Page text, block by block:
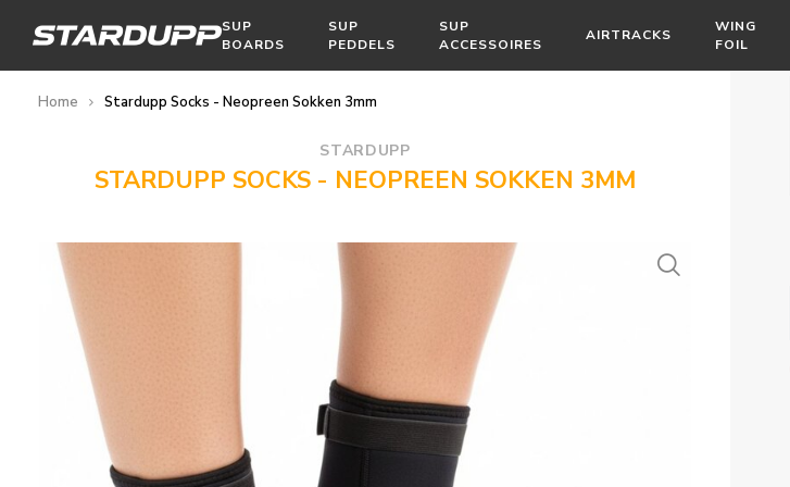
SUP
BOARDS
SUP
PEDDELS
SUP
ACCESSOIRES
AIRTRACKS
WING
FOIL
Home Stardupp Socks - Neopreen Sokken 3mm
STARDUPP
STARDUPP SOCKS - NEOPREEN SOKKEN 3MM